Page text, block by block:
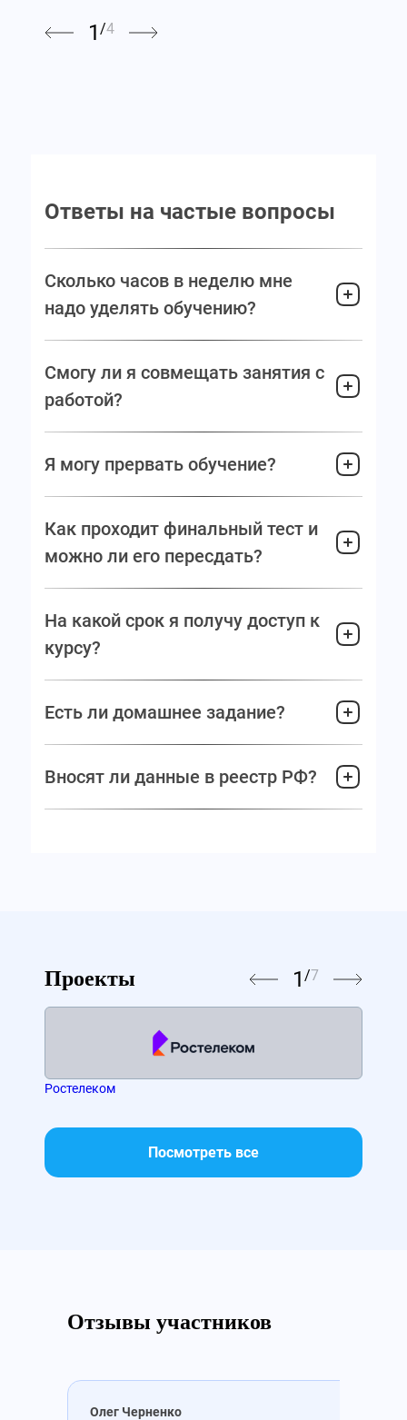
1 /4
Ответы на частые вопросы
Сколько часов в неделю мне
надо уделять обучению?
Смогу ли я совмещать занятия с
работой?
Я могу прервать обучение?
Как проходит финальный тест и
можно ли его пересдать?
На какой срок я получу доступ к
курсу?
Есть ли домашнее задание?
Вносят ли данные в реестр РФ?
Проекты 1 /7
Ростелеком
Посмотреть все
Отзывы участников
Олег Черненко